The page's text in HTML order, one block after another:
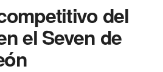
del
el Seven de